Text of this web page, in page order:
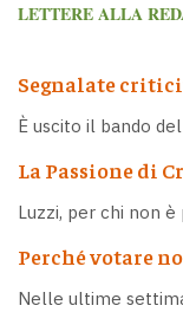
LETTERE ALLA
Segnalate
È uscito il bando
La Passione di
Luzzi, per chi non è
Perché votare no
Nelle ultime